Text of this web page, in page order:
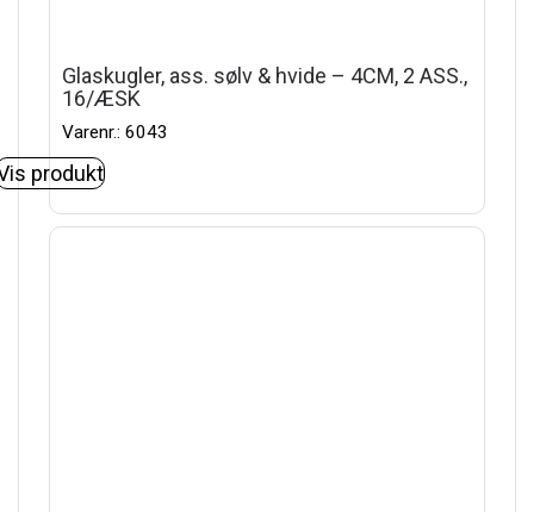
Glaskugler, ass. sølv & hvide – 4CM, 2 ASS.,
16/ÆSK
Varenr.: 6043
produkt